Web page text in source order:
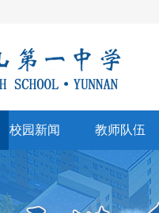
校园新闻
校园快讯
一中视听
教师队伍
学科建设
名师风采